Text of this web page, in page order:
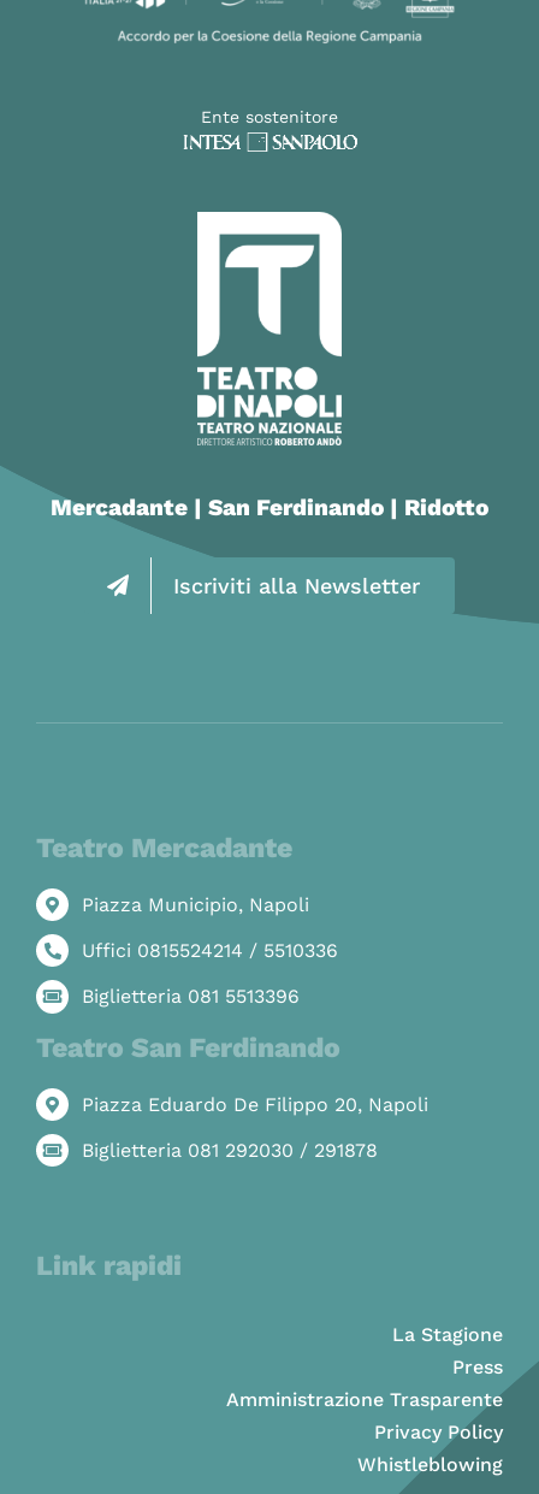
Ente sostenitore
Mercadante | San Ferdinando | Ridotto
Iscriviti alla Newsletter
Teatro Mercadante
Piazza Municipio, Napoli
Uffici 0815524214 / 5510336
Biglietteria 081 5513396
Teatro San Ferdinando
Piazza Eduardo De Filippo 20, Napoli
Biglietteria 081 292030 / 291878
Link rapidi
La Stagione
Press
Amministrazione Trasparente
Privacy Policy
Whistleblowing